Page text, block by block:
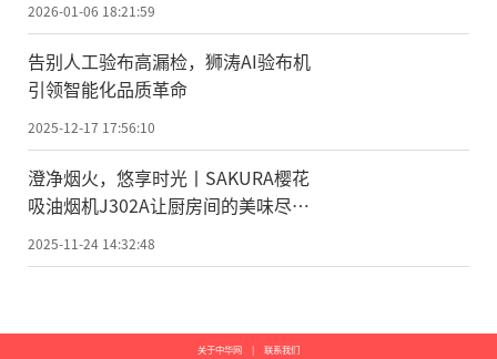
2026-01-06 18:21:59
告别人工验布高漏检，狮涛AI验布机
引领智能化品质革命
2025-12-17 17:56:10
澄净烟火，悠享时光丨SAKURA樱花
吸油烟机J302A让厨房间的美味尽情
绽放
2025-11-24 14:32:48
关于中华网 |
联系我们